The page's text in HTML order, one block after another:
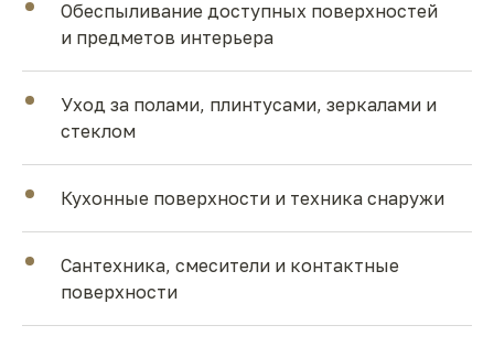
Обеспыливание доступных поверхностей
и предметов интерьера
Уход за полами, плинтусами, зеркалами и
стеклом
Кухонные поверхности и техника снаружи
Сантехника, смесители и контактные
поверхности